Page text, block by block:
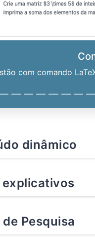
com comando
dinâmico
explicativos
Pesquisa